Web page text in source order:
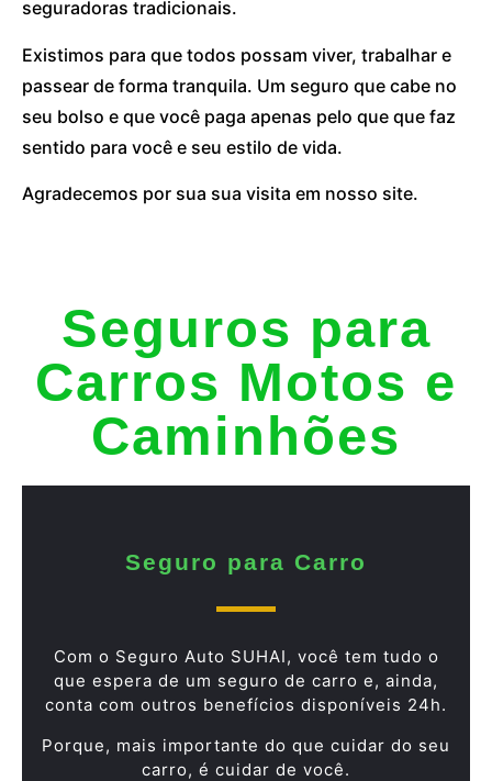
seguradoras tradicionais.
Existimos para que todos possam viver, trabalhar e
passear de forma tranquila. Um seguro que cabe no
seu bolso e que você paga apenas pelo que que faz
sentido para você e seu estilo de vida.
Agradecemos por sua sua visita em nosso site.
Seguros para
Carros Motos e
Caminhões
Seguro para Carro
Com o Seguro Auto SUHAI, você tem tudo o
que espera de um seguro de carro e, ainda,
conta com outros benefícios disponíveis 24h.
Porque, mais importante do que cuidar do seu
carro, é cuidar de você.